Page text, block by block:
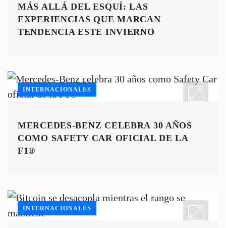
MÁS ALLÁ DEL ESQUÍ: LAS
EXPERIENCIAS QUE MARCAN
TENDENCIA ESTE INVIERNO
INTERNACIONALES
MERCEDES-BENZ CELEBRA 30 AÑOS
COMO SAFETY CAR OFICIAL DE LA
F1®
INTERNACIONALES